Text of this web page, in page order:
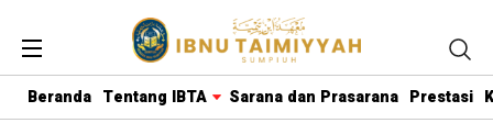
Beranda Tentang IBTA Sarana dan Prasarana Prestasi